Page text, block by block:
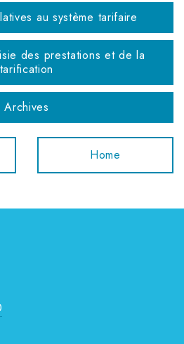
au système tarifaire
des prestations et de la
tarification
Archives
Home